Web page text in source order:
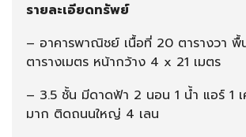
รายละเอียดทรัพย์
– อาคารพาณิชย์ เนื้อที่ 20 ตารางวา พื้
ตารางเมตร หน้ากว้าง 4 x 21 เมตร
– 3.5 ชั้น มีดาดฟ้า 2 นอน 1 น้ำ แอร์ 1 เ
มาก ติดถนนใหญ่ 4 เลน